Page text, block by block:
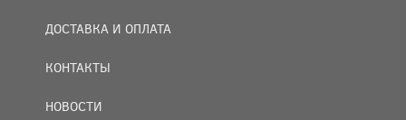
ДОСТАВКА И ОПЛАТА
КОНТАКТЫ
НОВОСТИ